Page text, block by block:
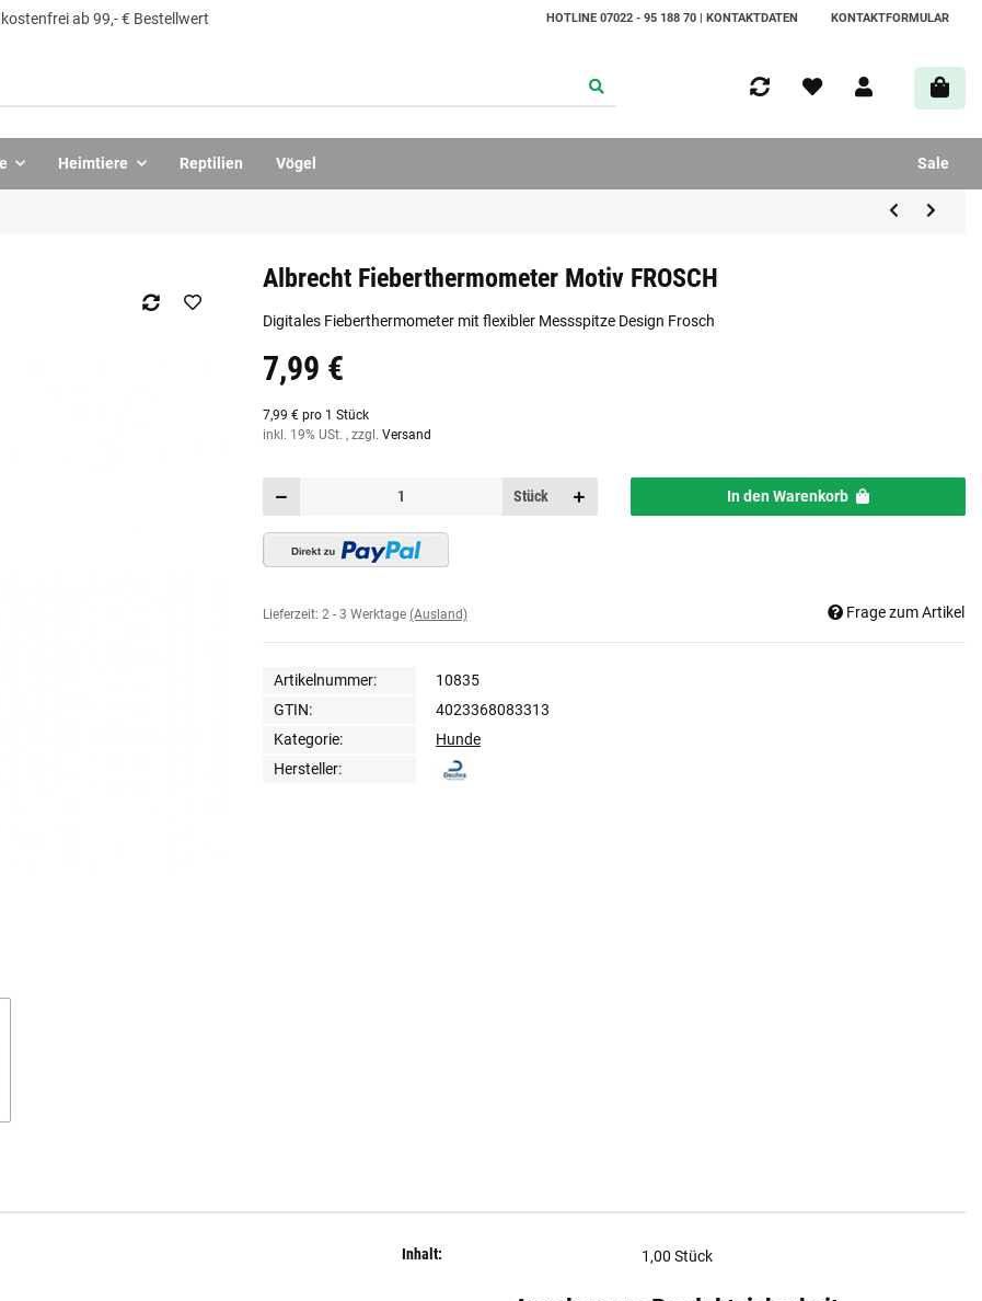
ab 99,- € Bestellwert HOTLINE 07022 - 95 188 70 | KONTAKTDATEN KONTAKTFORMULAR
Heimtiere Reptilien Vögel Sale
Albrecht Fieberthermometer Motiv FROSCH
Digitales Fieberthermometer mit flexibler Messspitze Design Frosch
7,99 €
7,99 € pro 1 Stück
inkl. 19% USt. , zzgl. Versand
Stück In den Warenkorb
Lieferzeit: 2 - 3 Werktage (Ausland) Frage zum Artikel
Artikelnummer:
10835
GTIN:
4023368083313
Kategorie:
Hunde
Hersteller:
Inhalt: 1,00 Stück